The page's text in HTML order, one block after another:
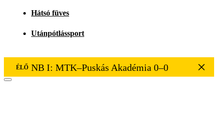
Hátsó füves
Utánpótlássport
ÉLŐ NB I: MTK–Puskás Akadémia 0–0